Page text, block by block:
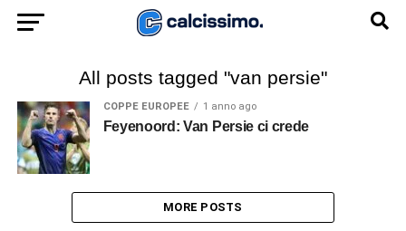
All posts tagged "van persie"
COPPE EUROPEE 1 anno ago
Feyenoord: Van Persie ci crede
MORE POSTS